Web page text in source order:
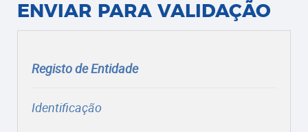
LOGIN
ENVIAR PARA VALIDAÇÃO
Registo de Entidade
Identificação